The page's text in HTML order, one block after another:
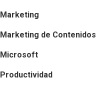
Marketing
Marketing de Contenidos
Microsoft
Productividad